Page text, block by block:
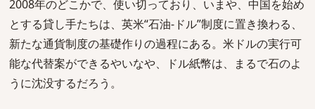
2008年のどこかで、使い切っており、いまや、中国を始め
とする貸し手たちは、英米“石油-ドル”制度に置き換わる、
新たな通貨制度の基礎作りの過程にある。米ドルの実行可
能な代替案ができるやいなや、ドル紙幣は、まるで石のよ
うに沈没するだろう。